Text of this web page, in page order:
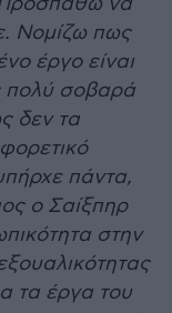
Νομίζω πως
έργο είναι
πολύ σοβαρά
δεν τα
πάντα,
ο Σαίξπηρ
στην
τα έργα του